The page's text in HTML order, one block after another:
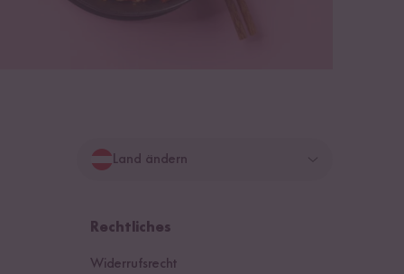
Land ändern
Rechtliches
Widerrufsrecht